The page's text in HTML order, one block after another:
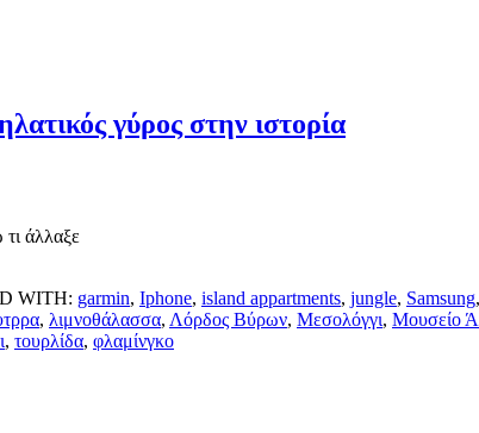
γύρος στην ιστορία
άλλαξε
WITH: garmin, Iphone, island appartments, jungle, Samsung,
, λιμνοθάλασσα, Λόρδος Βύρων, Μεσολόγγι, Μουσείο
, τουρλίδα, φλαμίνγκο